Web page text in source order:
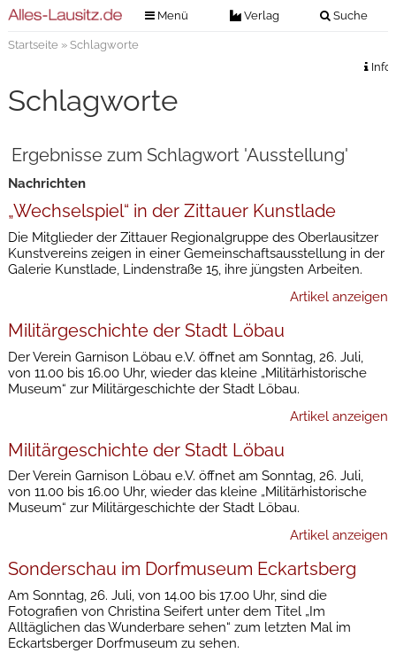
Menü Verlag Suche
Verlag
Kontakt
Anzeigenannahme
Startseite» Schlagworte
Info
Schlagworte
Ergebnisse zum Schlagwort 'Ausstellung'
Nachrichten
„Wechselspiel“ in der Zittauer Kunstlade
Die Mitglieder der Zittauer Regionalgruppe des Oberlausitzer
Kunstvereins zeigen in einer Gemeinschaftsausstellung in der
Galerie Kunstlade, Lindenstraße 15, ihre jüngsten Arbeiten.
Artikel anzeigen
Militärgeschichte der Stadt Löbau
Der Verein Garnison Löbau e.V. öffnet am Sonntag, 26. Juli,
von 11.00 bis 16.00 Uhr, wieder das kleine „Militärhistorische
Museum“ zur Militärgeschichte der Stadt Löbau.
Artikel anzeigen
Militärgeschichte der Stadt Löbau
Der Verein Garnison Löbau e.V. öffnet am Sonntag, 26. Juli,
von 11.00 bis 16.00 Uhr, wieder das kleine „Militärhistorische
Museum“ zur Militärgeschichte der Stadt Löbau.
Artikel anzeigen
Sonderschau im Dorfmuseum Eckartsberg
Am Sonntag, 26. Juli, von 14.00 bis 17.00 Uhr, sind die
Fotografien von Christina Seifert unter dem Titel „Im
Alltäglichen das Wunderbare sehen“ zum letzten Mal im
Eckartsberger Dorfmuseum zu sehen.